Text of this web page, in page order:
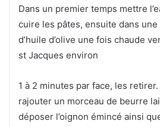
Dans un premier temps mettre
cuire les pâtes, ensuite dans
d’huile d’olive une fois chaude
st Jacques environ
1 à 2 minutes par face, les
rajouter un morceau de beurre
déposer l’oignon émincé ainsi